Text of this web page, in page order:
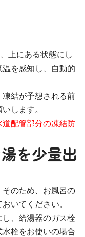
上にある状態にし
を感知し、自動的
結が予想される前
します。
配管部分の凍結防
を少量出
のため、お風呂の
いてください。
、給湯器のガス栓
栓をお使いの場合